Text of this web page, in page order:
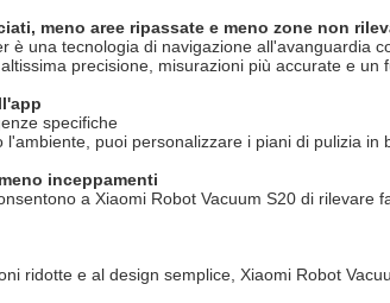
meno aree ripassate e meno zone non
è una tecnologia di navigazione all'avanguardia
precisione, misurazioni più accurate e un
specifiche
l'ambiente, puoi personalizzare i piani di pulizia
inceppamenti
a Xiaomi Robot Vacuum S20 di
ridotte e al design semplice, Xiaomi Robot